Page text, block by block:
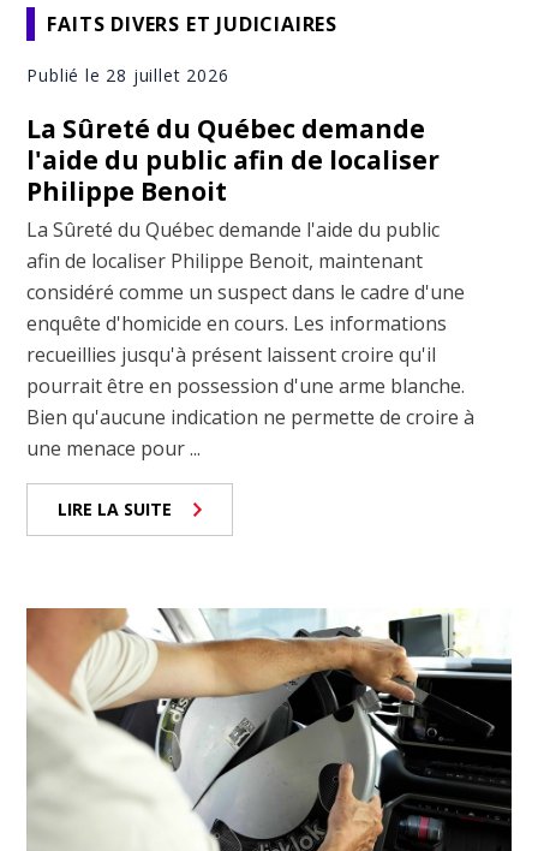
FAITS DIVERS ET JUDICIAIRES
Publié le 28 juillet 2026
La Sûreté du Québec demande
l'aide du public afin de localiser
Philippe Benoit
La Sûreté du Québec demande l'aide du public
afin de localiser Philippe Benoit, maintenant
considéré comme un suspect dans le cadre d'une
enquête d'homicide en cours. Les informations
recueillies jusqu'à présent laissent croire qu'il
pourrait être en possession d'une arme blanche.
Bien qu'aucune indication ne permette de croire à
une menace pour ...
LIRE LA SUITE